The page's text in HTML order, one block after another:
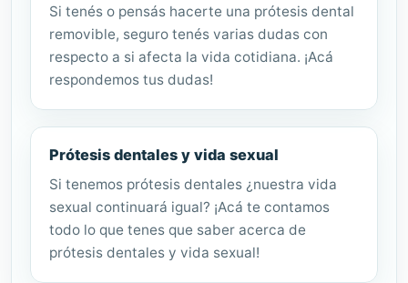
Si tenés o pensás hacerte una prótesis dental
removible, seguro tenés varias dudas con
respecto a si afecta la vida cotidiana. ¡Acá
respondemos tus dudas!
Prótesis dentales y vida sexual
Si tenemos prótesis dentales ¿nuestra vida
sexual continuará igual? ¡Acá te contamos
todo lo que tenes que saber acerca de
prótesis dentales y vida sexual!